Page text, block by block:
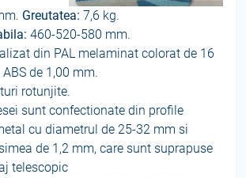
Greutatea: 7,6 kg.
460-520-580 mm.
din PAL melaminat colorat de 16
de 1,00 mm.
rotunjite.
sunt confectionate din profile
cu diametrul de 25-32 mm si
de 1,2 mm, care sunt suprapuse
telescopic